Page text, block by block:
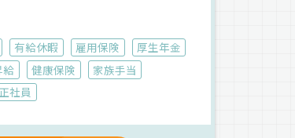
有給休暇 雇用保険
厚生年金
給 健康保険
家族手当
正社員